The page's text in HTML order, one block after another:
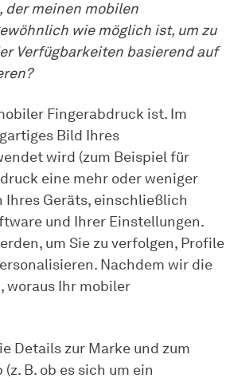
der meinen mobilen
wie möglich ist, um zu
Verfügbarkeiten basierend auf
Fingerabdruck ist. Im
Bild Ihres
wird (zum Beispiel für
eine mehr oder weniger
Geräts, einschließlich
und Ihrer Einstellungen.
um Sie zu verfolgen, Profile
Nachdem wir die
woraus Ihr mobiler
Details zur Marke und zum
B. ob es sich um ein